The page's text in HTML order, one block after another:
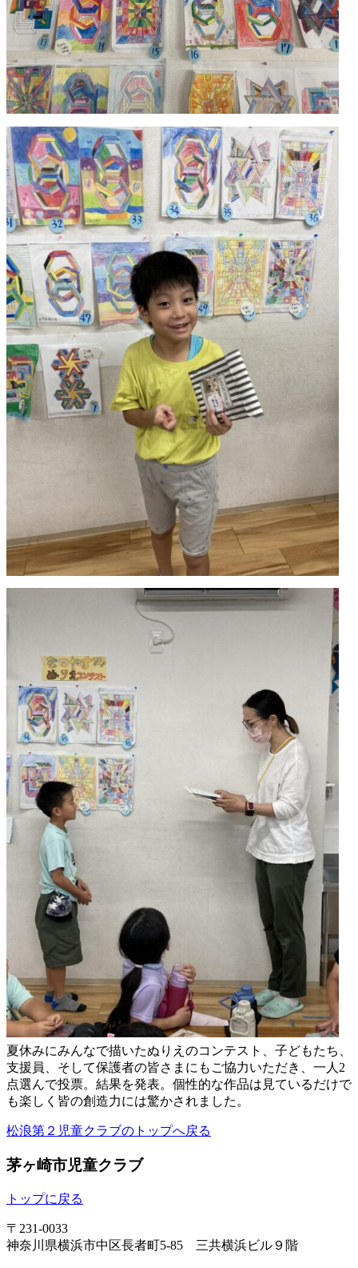
夏休みにみんなで描いたぬりえのコンテスト、子どもたち、
支援員、そして保護者の皆さまにもご協力いただき、一人2
点選んで投票。結果を発表。個性的な作品は見ているだけで
も楽しく皆の創造力には驚かされました。
松浪第２児童クラブのトップへ戻る
茅ヶ崎市児童クラブ
トップに戻る
〒231-0033
神奈川県横浜市中区長者町5-85 三共横浜ビル９階